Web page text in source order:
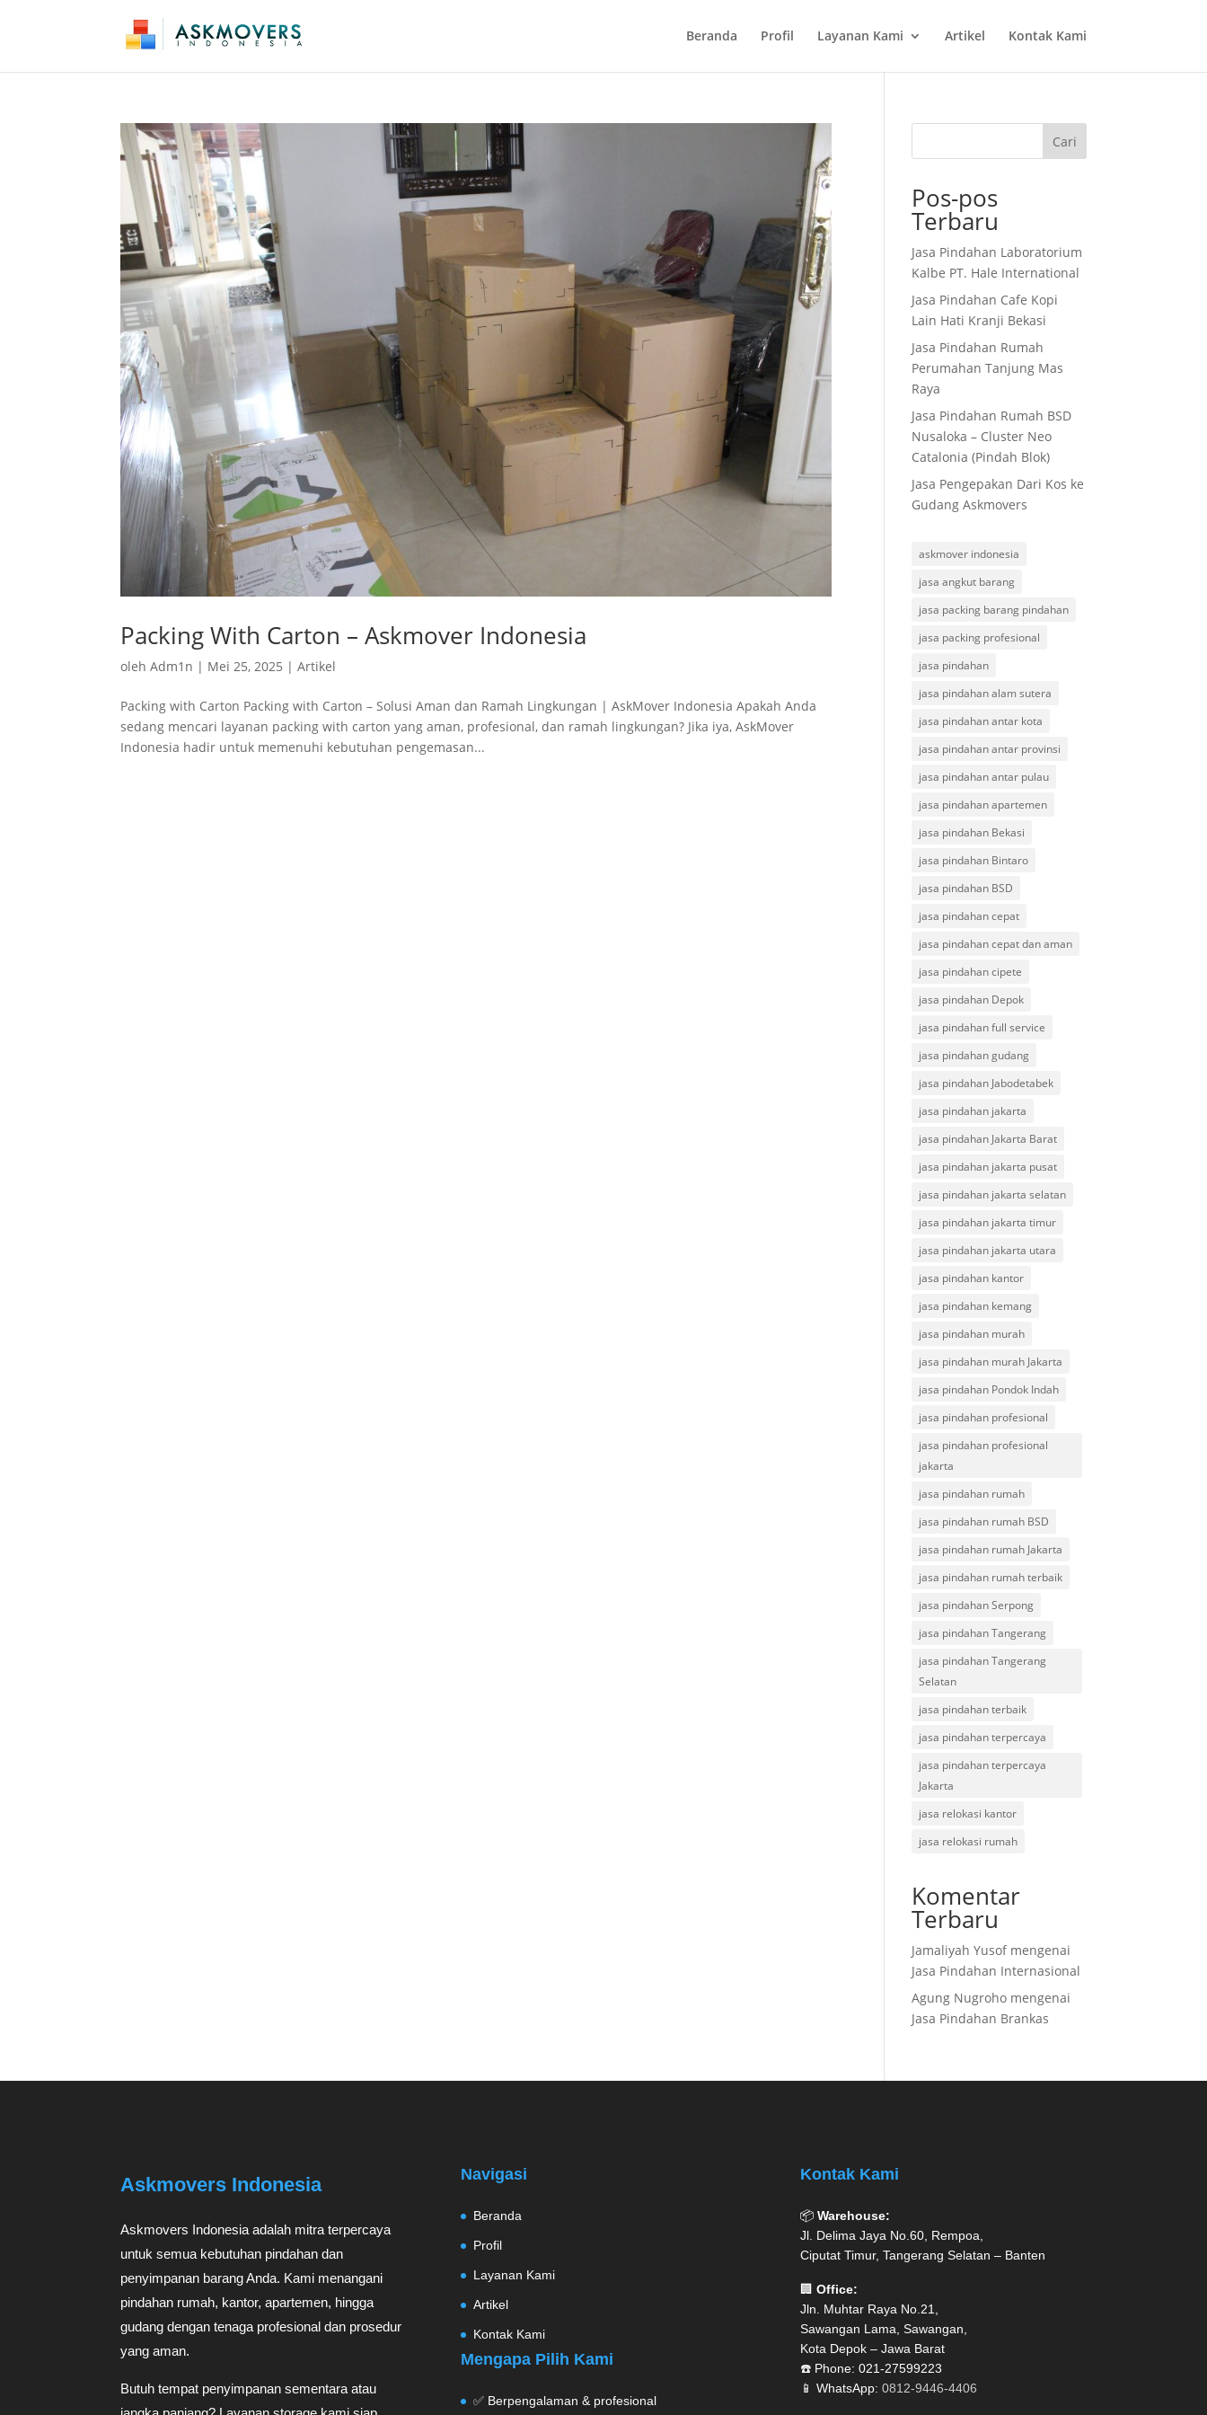
Beranda Profil Layanan Kami Artikel Kontak Kami
Packing With Carton – Askmover Indonesia
olehAdm1n | Mei 25, 2025 |Artikel
Packing with Carton Packing with Carton – Solusi Aman dan Ramah Lingkungan | AskMover Indonesia Apakah Anda
sedang mencari layanan packing with carton yang aman, profesional, dan ramah lingkungan? Jika iya, AskMover
Indonesia hadir untuk memenuhi kebutuhan pengemasan...
Cari
Pos-pos
Terbaru
Jasa Pindahan Laboratorium
Kalbe PT. Hale International
Jasa Pindahan Cafe Kopi
Lain Hati Kranji Bekasi
Jasa Pindahan Rumah
Perumahan Tanjung Mas
Raya
Jasa Pindahan Rumah BSD
Nusaloka – Cluster Neo
Catalonia (Pindah Blok)
Jasa Pengepakan Dari Kos ke
Gudang Askmovers
askmover indonesia
jasa angkut barang
jasa packing barang pindahan
jasa packing profesional
jasa pindahan
jasa pindahan alam sutera
jasa pindahan antar kota
jasa pindahan antar provinsi
jasa pindahan antar pulau
jasa pindahan apartemen
jasa pindahan Bekasi
jasa pindahan Bintaro
jasa pindahan BSD
jasa pindahan cepat
jasa pindahan cepat dan aman
jasa pindahan cipete
jasa pindahan Depok
jasa pindahan full service
jasa pindahan gudang
jasa pindahan Jabodetabek
jasa pindahan jakarta
jasa pindahan Jakarta Barat
jasa pindahan jakarta pusat
jasa pindahan jakarta selatan
jasa pindahan jakarta timur
jasa pindahan jakarta utara
jasa pindahan kantor
jasa pindahan kemang
jasa pindahan murah
jasa pindahan murah Jakarta
jasa pindahan Pondok Indah
jasa pindahan profesional
jasa pindahan profesional
jakarta
jasa pindahan rumah
jasa pindahan rumah BSD
jasa pindahan rumah Jakarta
jasa pindahan rumah terbaik
jasa pindahan Serpong
jasa pindahan Tangerang
jasa pindahan Tangerang
Selatan
jasa pindahan terbaik
jasa pindahan terpercaya
jasa pindahan terpercaya
Jakarta
jasa relokasi kantor
jasa relokasi rumah
Komentar
Terbaru
Jamaliyah Yusofmengenai
Jasa Pindahan Internasional
Agung Nugroho mengenai
Jasa Pindahan Brankas
Askmovers Indonesia
Askmovers Indonesia adalah mitra terpercaya
untuk semua kebutuhan pindahan dan
penyimpanan barang Anda. Kami menangani
pindahan rumah, kantor, apartemen, hingga
gudang dengan tenaga profesional dan prosedur
yang aman.
Butuh tempat penyimpanan sementara atau
Navigasi
Beranda
Profil
Layanan Kami
Artikel
Kontak Kami
Mengapa Pilih Kami
✅ Berpengalaman & profesional
Kontak Kami
📦 Warehouse:
Jl. Delima Jaya No.60, Rempoa,
Ciputat Timur, Tangerang Selatan – Banten
🏢 Office:
Jln. Muhtar Raya No.21,
Sawangan Lama, Sawangan,
Kota Depok – Jawa Barat
☎️ Phone: 021-27599223
📱 WhatsApp: 0812-9446-4406